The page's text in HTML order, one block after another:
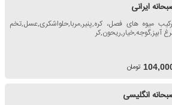
ایرانی
میوه های فصل، کره,پنیر,مربا,حلواشکری,عسل,تخم
آبپز,گوجه,خیار,ریحون,کر
تومان
انگلیسی